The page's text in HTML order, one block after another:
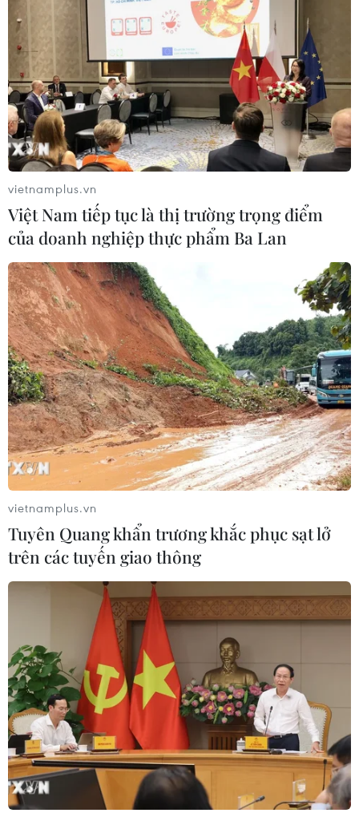
vietnamplus.vn
Việt Nam tiếp tục là thị trường trọng điểm
của doanh nghiệp thực phẩm Ba Lan
vietnamplus.vn
Tuyên Quang khẩn trương khắc phục sạt lở
trên các tuyến giao thông